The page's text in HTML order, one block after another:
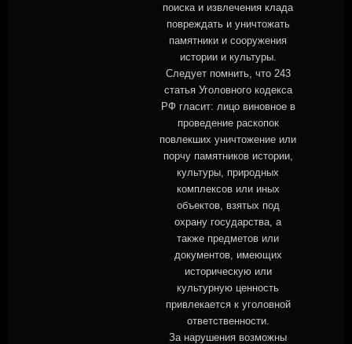
поиска и извлечения клада
повреждать и уничтожать
памятники и сооружения
истории и культуры.
Следует помнить, что 243
статья Уголовного кодекса
РФ гласит: лицо виновное в
проведение раскопок
повлекших уничтожение или
порчу памятников истории,
культуры, природных
комплексов или иных
объектов, взятых под
охрану государства, а
также предметов или
документов, имеющих
историческую или
культурную ценность
привлекается к уголовной
ответственности.
За нарушения возможны